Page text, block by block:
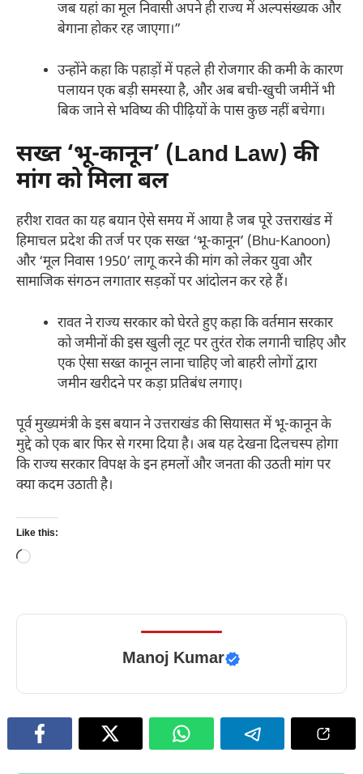
जब यहां का मूल निवासी अपने ही राज्य में अल्पसंख्यक और
बेगाना होकर रह जाएगा।”
उन्होंने कहा कि पहाड़ों में पहले ही रोजगार की कमी के कारण
पलायन एक बड़ी समस्या है, और अब बची-खुची जमीनें भी
बिक जाने से भविष्य की पीढ़ियों के पास कुछ नहीं बचेगा।
सख्त ‘भू-कानून’ (Land Law) की
मांग को मिला बल
हरीश रावत का यह बयान ऐसे समय में आया है जब पूरे उत्तराखंड में
हिमाचल प्रदेश की तर्ज पर एक सख्त ‘भू-कानून’ (Bhu-Kanoon)
और ‘मूल निवास 1950’ लागू करने की मांग को लेकर युवा और
सामाजिक संगठन लगातार सड़कों पर आंदोलन कर रहे हैं।
रावत ने राज्य सरकार को घेरते हुए कहा कि वर्तमान सरकार
को जमीनों की इस खुली लूट पर तुरंत रोक लगानी चाहिए और
एक ऐसा सख्त कानून लाना चाहिए जो बाहरी लोगों द्वारा
जमीन खरीदने पर कड़ा प्रतिबंध लगाए।
पूर्व मुख्यमंत्री के इस बयान ने उत्तराखंड की सियासत में भू-कानून के
मुद्दे को एक बार फिर से गरमा दिया है। अब यह देखना दिलचस्प होगा
कि राज्य सरकार विपक्ष के इन हमलों और जनता की उठती मांग पर
क्या कदम उठाती है।
Like this:
Loading…
Manoj Kumar